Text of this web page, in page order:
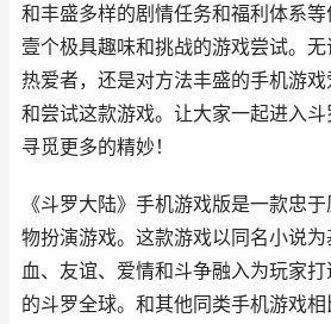
和丰盛多样的剧情任务和福利体系
壹个极具趣味和挑战的游戏尝试。
热爱者，还是对方法丰盛的手机游
和尝试这款游戏。让大家一起进入
寻觅更多的精妙！
《斗罗大陆》手机游戏版是一款忠
物扮演游戏。这款游戏以同名小说
血、友谊、爱情和斗争融入为玩家
的斗罗全球。和其他同类手机游戏